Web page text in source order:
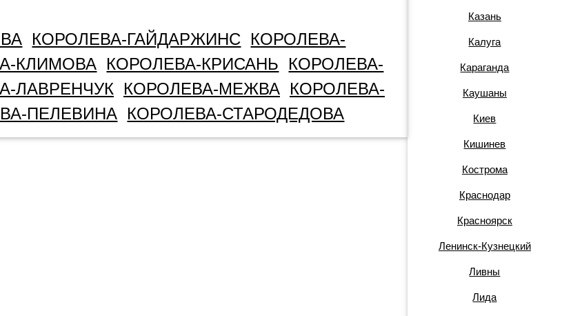
КОРОЛЕВА-ГАЙДАРЖИНС
КОРОЛЕВА-
КЛИМОВА КОРОЛЕВА-КРИСАНЬ
КОРОЛЕВА-
ЛАВРЕНЧУК КОРОЛЕВА-МЕЖВА КОРОЛЕВА-
ПЕЛЕВИНА КОРОЛЕВА-СТАРОДЕДОВА
Казань
Калуга
Караганда
Каушаны
Киев
Кишинев
Кострома
Краснодар
Красноярск
Ленинск-Кузнецкий
Ливны
Лида